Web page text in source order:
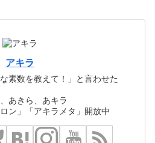
アキラ
素数を教えて！」と言わせた
あきら、あキラ
ン」「アキラメタ」開放中